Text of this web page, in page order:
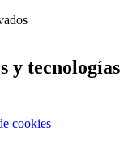
y tecnologías
cookies